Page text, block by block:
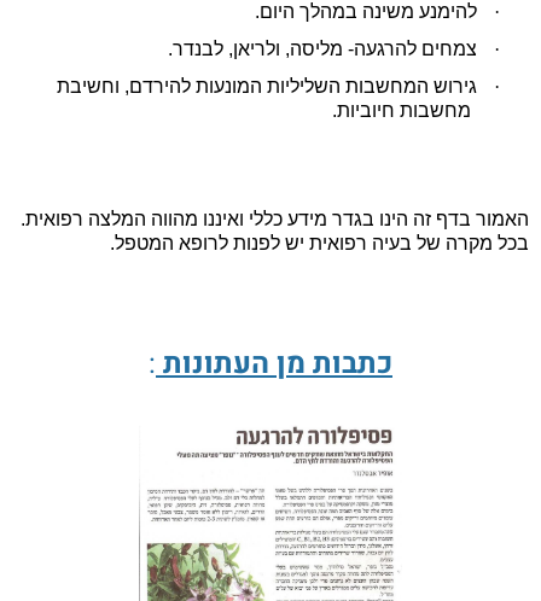
·
להימנע משינה במהלך היום.
·
צמחים להרגעה- מליסה, ולריאן, לבנדר.
·
גירוש המחשבות השליליות המונעות להירדם, וחשיבת
מחשבות חיוביות.
האמור בדף זה הינו בגדר מידע כללי ואיננו מהווה המלצה רפואית.
בכל מקרה של בעיה רפואית יש לפנות לרופא המטפל.
כתבות מן העתונות: